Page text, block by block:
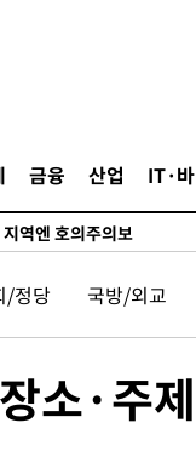
금융 산업 IT·
번 의미보단 팀 위해 뛸
투표 김민석 승리
고, 많은 트로피 원해 아
역엔 호의주의보
명 돌파
…감정가 1.3억원
만에 숨진 채 발견
사망·1명 실종
무더위, 열대야 계속[다
/정당 국방/외교
소·주